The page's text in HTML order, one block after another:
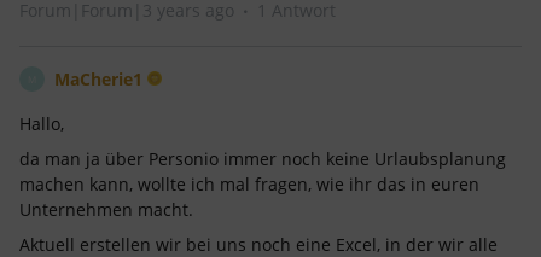
Forum|Forum|3 years ago 1 Antwort
MaCherie1
Hallo,
da man ja über Personio immer noch keine Urlaubsplanung
machen kann, wollte ich mal fragen, wie ihr das in euren
Unternehmen macht.
Aktuell erstellen wir bei uns noch eine Excel, in der wir alle